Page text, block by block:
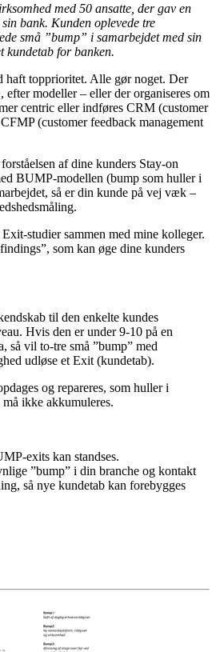
med 50 ansatte, der gav en
bank. Kunden oplevede tre
små ”bump” i samarbejdet med sin
kundetab for banken.
haft topprioritet. Alle gør noget. Der
efter modeller – eller der organiseres om
centric eller indføres CRM (customer
(customer feedback management
af dine kunders Stay-on
BUMP-modellen (bump som huller i
så er din kunde på vej væk –
studier sammen med mine kolleger.
som kan øge dine kunders
til den enkelte kundes
Hvis den er under 9-10 på en
så vil to-tre små ”bump” med
udløse et Exit (kundetab).
og repareres, som huller i
ikke akkumuleres.
exits kan standses.
”bump” i din branche og kontakt
så nye kundetab kan forebygges